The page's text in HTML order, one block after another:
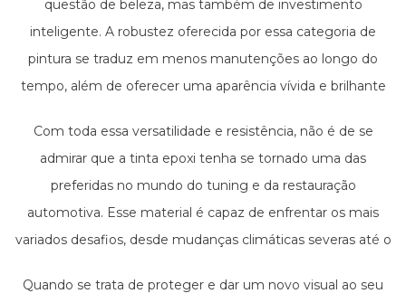
questão de beleza, mas também de investimento
inteligente. A robustez oferecida por essa categoria de
pintura se traduz em menos manutenções ao longo do
tempo, além de oferecer uma aparência vívida e brilhante
Além disso, as possibilidades de customização são amplas,
permitindo que proprietários de veículos expressem sua
personalidade por meio da escolha de cores e
acabamentos específicos.
Com toda essa versatilidade e resistência, não é de se
admirar que a tinta epoxi tenha se tornado uma das
preferidas no mundo do tuning e da restauração
automotiva. Esse material é capaz de enfrentar os mais
variados desafios, desde mudanças climáticas severas até o
adversas.
Quando se trata de proteger e dar um novo visual ao seu